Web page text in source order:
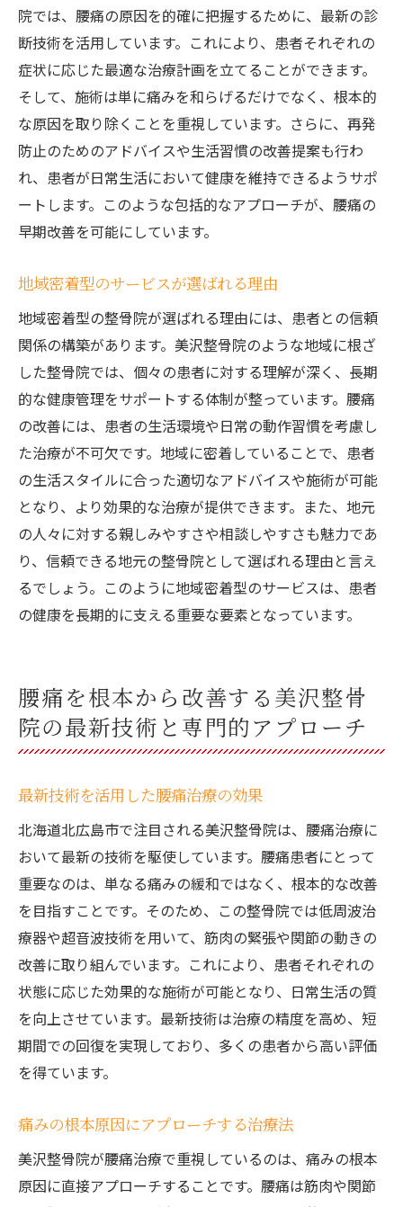
院では、腰痛の原因を的確に把握するために、最新の診
断技術を活用しています。これにより、患者それぞれの
症状に応じた最適な治療計画を立てることができます。
そして、施術は単に痛みを和らげるだけでなく、根本的
な原因を取り除くことを重視しています。さらに、再発
防止のためのアドバイスや生活習慣の改善提案も行わ
れ、患者が日常生活において健康を維持できるようサポ
ートします。このような包括的なアプローチが、腰痛の
早期改善を可能にしています。
地域密着型のサービスが選ばれる理由
地域密着型の整骨院が選ばれる理由には、患者との信頼
関係の構築があります。美沢整骨院のような地域に根ざ
した整骨院では、個々の患者に対する理解が深く、長期
的な健康管理をサポートする体制が整っています。腰痛
の改善には、患者の生活環境や日常の動作習慣を考慮し
た治療が不可欠です。地域に密着していることで、患者
の生活スタイルに合った適切なアドバイスや施術が可能
となり、より効果的な治療が提供できます。また、地元
の人々に対する親しみやすさや相談しやすさも魅力であ
り、信頼できる地元の整骨院として選ばれる理由と言え
るでしょう。このように地域密着型のサービスは、患者
の健康を長期的に支える重要な要素となっています。
腰痛を根本から改善する美沢整骨
院の最新技術と専門的アプローチ
最新技術を活用した腰痛治療の効果
北海道北広島市で注目される美沢整骨院は、腰痛治療に
おいて最新の技術を駆使しています。腰痛患者にとって
重要なのは、単なる痛みの緩和ではなく、根本的な改善
を目指すことです。そのため、この整骨院では低周波治
療器や超音波技術を用いて、筋肉の緊張や関節の動きの
改善に取り組んでいます。これにより、患者それぞれの
状態に応じた効果的な施術が可能となり、日常生活の質
を向上させています。最新技術は治療の精度を高め、短
期間での回復を実現しており、多くの患者から高い評価
を得ています。
痛みの根本原因にアプローチする治療法
美沢整骨院が腰痛治療で重視しているのは、痛みの根本
原因に直接アプローチすることです。腰痛は筋肉や関節